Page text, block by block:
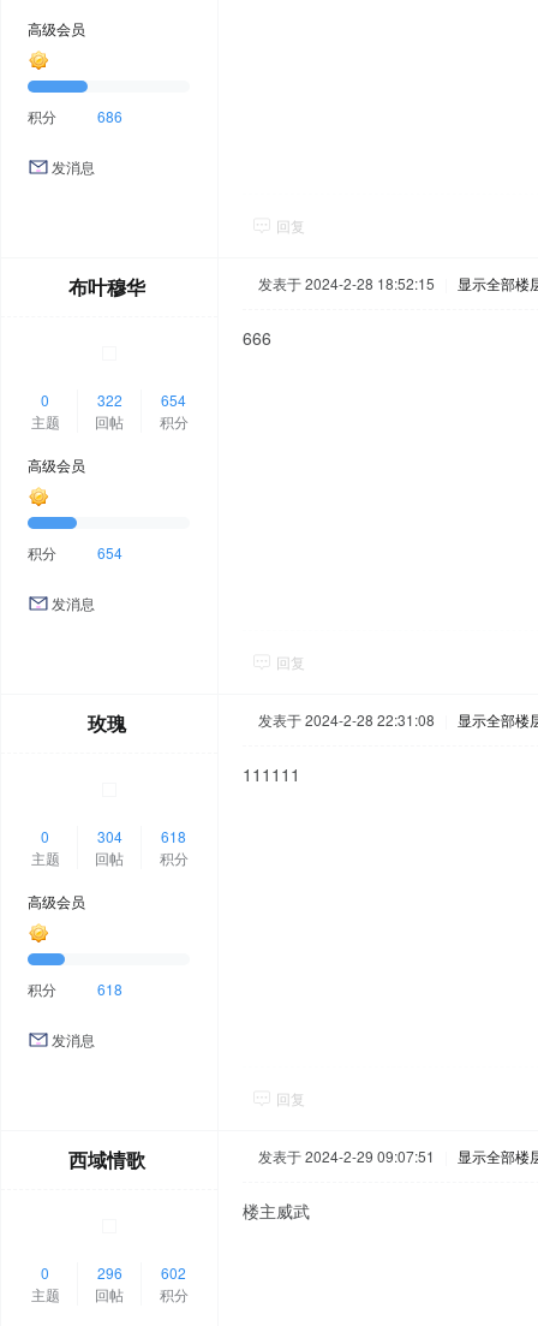
高级会员
积分 686
发消息
回复
布叶穆华
0
主题
322
回帖
654
积分
高级会员
积分 654
发消息
发表于 2024-2-28 18:52:15 显示全部楼
666
回复
玫瑰
0
主题
304
回帖
618
积分
高级会员
积分 618
发消息
发表于 2024-2-28 22:31:08 显示全部楼
111111
回复
西域情歌
0
主题
296
回帖
602
积分
发表于 2024-2-29 09:07:51 显示全部楼
楼主威武